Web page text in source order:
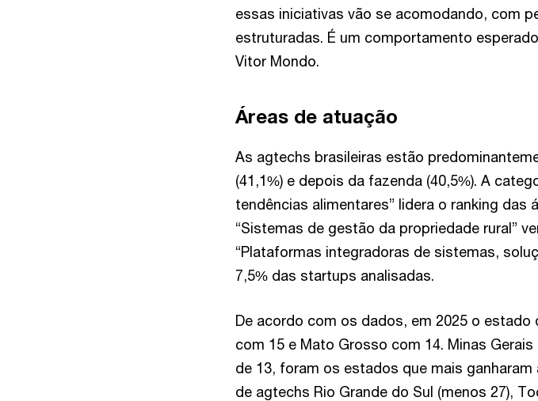
essas iniciativas vão se acomodando, com
estruturadas. É um comportamento
Vitor Mondo.
Áreas de atuação
As agtechs brasileiras estão
(41,1%) e depois da fazenda (40,5%). A
tendências alimentares” lidera o ranking
“Sistemas de gestão da propriedade rural”
“Plataformas integradoras de sistemas,
7,5% das startups analisadas.
De acordo com os dados, em 2025 o
com 15 e Mato Grosso com 14. Minas
de 13, foram os estados que mais
de agtechs Rio Grande do Sul (menos 27),